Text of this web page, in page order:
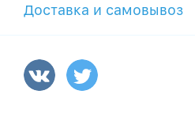
Доставка и самовывоз